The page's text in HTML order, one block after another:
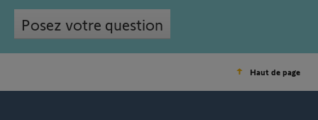
Posez votre question
Haut de page